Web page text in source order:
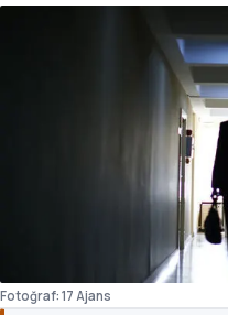
Fotoğraf: 17 Ajans